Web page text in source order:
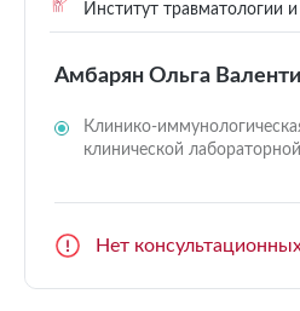
Институт травматологии
Амбарян Ольга
Клинико-
клинической
Нет